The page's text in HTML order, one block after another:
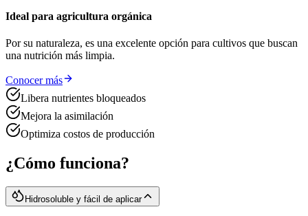
Ideal para agricultura orgánica
Por su naturaleza, es una excelente opción para cultivos que buscan
una nutrición más limpia.
Conocer más
Libera nutrientes bloqueados
Mejora la asimilación
Optimiza costos de producción
¿Cómo funciona?
Hidrosoluble y fácil de aplicar